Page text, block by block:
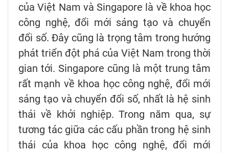
của Việt Nam và Singapore là về khoa học
công nghệ, đổi mới sáng tạo và chuyển
đổi số. Đây cũng là trọng tâm trong hướng
phát triển đột phá của Việt Nam trong thời
gian tới. Singapore cũng là một trung tâm
rất mạnh về khoa học công nghệ, đổi mới
sáng tạo và chuyển đổi số, nhất là hệ sinh
thái về khởi nghiệp. Trong năm qua, sự
tương tác giữa các cấu phần trong hệ sinh
thái của khoa học công nghệ, đổi mới